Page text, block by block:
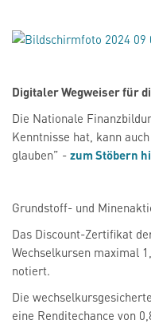
Digitaler Wegweiser für
Die Nationale
Kenntnisse hat, kann
glauben” - zum Stöbern
Grundstoff- und
Das Discount-Zertifikat
Wechselkursen maximal
notiert.
Die
eine Renditechance von